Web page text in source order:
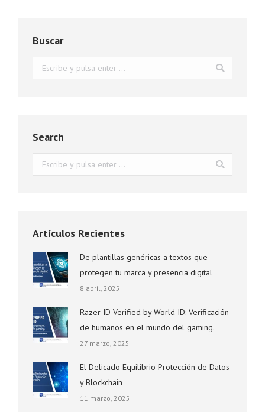
Buscar
Buscar:
Search
Buscar:
Artículos Recientes
De plantillas genéricas a textos que
protegen tu marca y presencia digital
8 abril, 2025
Razer ID Verified by World ID: Verificación
de humanos en el mundo del gaming.
27 marzo, 2025
El Delicado Equilibrio Protección de Datos
y Blockchain
11 marzo, 2025